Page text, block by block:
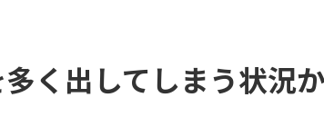
く出してしまう状況